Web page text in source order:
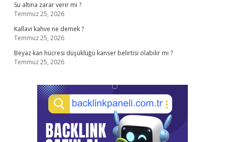
Su altına zarar verir mi ?
Temmuz 25, 2026
Kallavi kahve ne demek ?
Temmuz 25, 2026
Beyaz kan hücresi düşüklüğü kanser belirtisi olabilir mi ?
Temmuz 25, 2026